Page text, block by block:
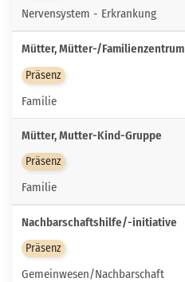
Nervensystem - Erkrankung
Mütter, Mütter-/Familienzentrum
Präsenz
Familie
Mütter, Mutter-Kind-Gruppe
Präsenz
Familie
Nachbarschaftshilfe/-initiative
Präsenz
Gemeinwesen/Nachbarschaft